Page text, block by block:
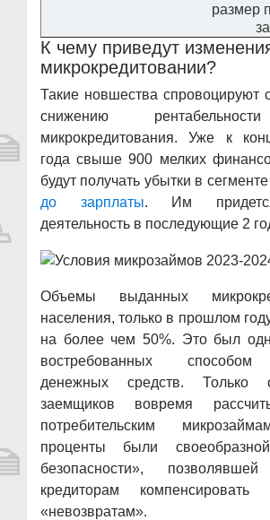
размер
К чему приведут
микрокредитовании?
Такие новшества спровоцируют
снижению
микрокредитования. Уже к
года свыше 900 мелких
будут получать убытки в сегменте
до зарплаты. Им
деятельность в последующие 2
Объемы выданных
населения, только в прошлом
на более чем 50%. Это был
востребованных способом
денежных средств. Только
заемщиков вовремя
потребительским
проценты были
безопасности»,
кредиторам
«невозвратам».